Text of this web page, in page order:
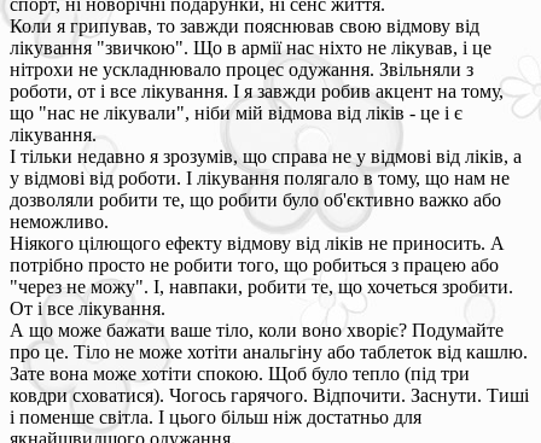
Коли я грипував, то завжди пояснював свою відмову від
лікування "звичкою". Що в армії нас ніхто не лікував, і це
нітрохи не ускладнювало процес одужання. Звільняли з
роботи, от і все лікування. І я завжди робив акцент на тому,
що "нас не лікували", ніби мій відмова від ліків - це і є
лікування.
І тільки недавно я зрозумів, що справа не у відмові від ліків, а
у відмові від роботи. І лікування полягало в тому, що нам не
дозволяли робити те, що робити було об'єктивно важко або
неможливо.
Ніякого цілющого ефекту відмову від ліків не приносить. А
потрібно просто не робити того, що робиться з працею або
"через не можу". І, навпаки, робити те, що хочеться зробити.
От і все лікування.
А що може бажати ваше тіло, коли воно хворіє? Подумайте
про це. Тіло не може хотіти анальгіну або таблеток від кашлю.
Зате вона може хотіти спокою. Щоб було тепло (під три
ковдри сховатися). Чогось гарячого. Відпочити. Заснути. Тиші
і поменше світла. І цього більш ніж достатньо для
якнайшвидшого одужання.